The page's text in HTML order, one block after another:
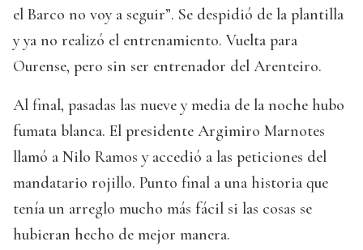
el Barco no voy a seguir”. Se despidió de la plantilla
y ya no realizó el entrenamiento. Vuelta para
Ourense, pero sin ser entrenador del Arenteiro.
Al final, pasadas las nueve y media de la noche hubo
fumata blanca. El presidente Argimiro Marnotes
llamó a Nilo Ramos y accedió a las peticiones del
mandatario rojillo. Punto final a una historia que
tenía un arreglo mucho más fácil si las cosas se
hubieran hecho de mejor manera.